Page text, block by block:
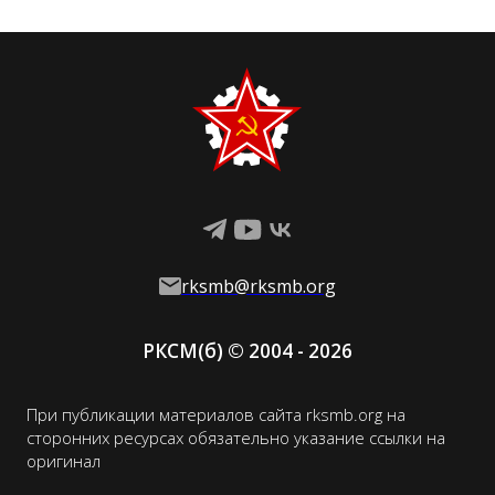
РКСМ(б) © 2004 - 2026
При публикации материалов сайта rksmb.org на
сторонних ресурсах обязательно указание ссылки на
оригинал
rksmb@rksmb.org